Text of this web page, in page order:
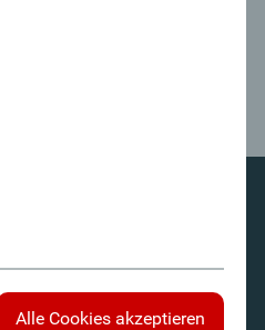
Alle Cookies akzeptieren